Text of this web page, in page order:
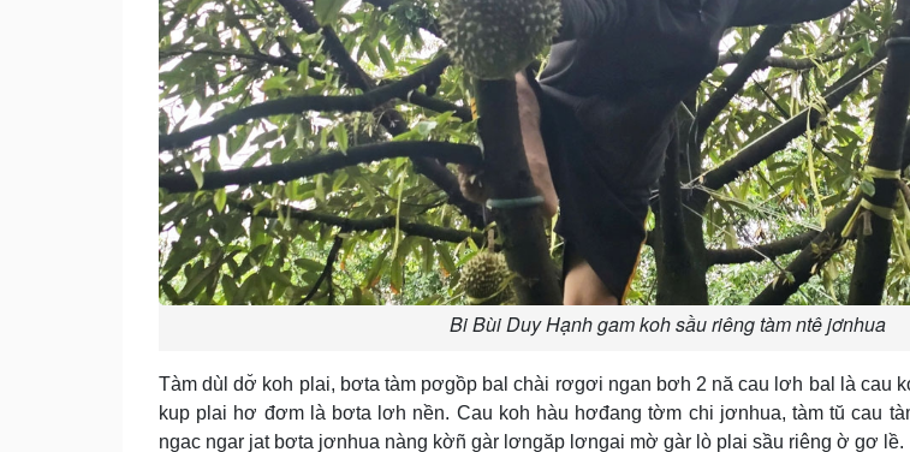
Bi Bùi Duy Hạnh gam koh sầu riêng tàm ntê jơnhua
Tàm dùl dơ̆ koh plai, bơta tàm pơgồp bal chài rơgơi ngan bơh 2 nă cau lơh bal là cau
kup plai hơ đơm là bơta lơh nền. Cau koh hàu hơđang tờm chi jơnhua, tàm tŭ cau
ngac ngar jat bơta jơnhua nàng kờñ gàr lơngăp lơngai mờ gàr lò plai sầu riêng ờ gơ lề.